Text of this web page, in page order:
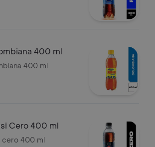
400 ml
400 ml
Cero 400 ml
cero 400 ml